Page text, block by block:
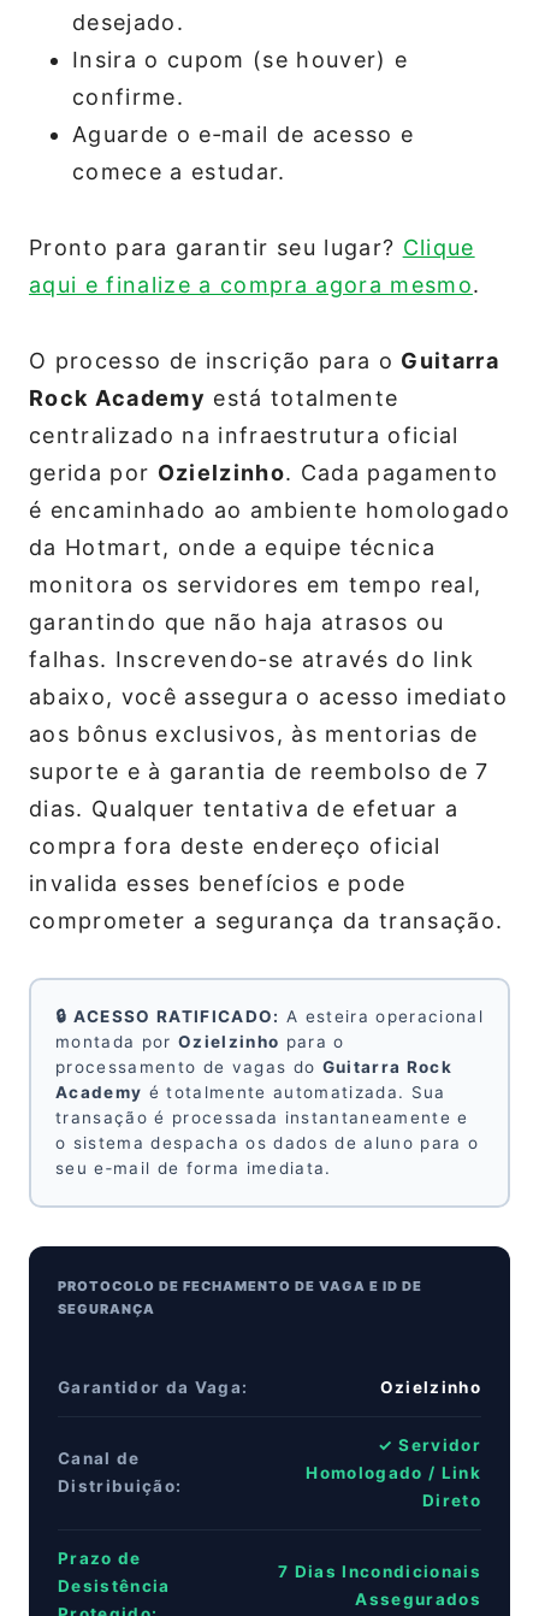
desejado.
Insira o cupom (se houver) e
confirme.
Aguarde o e‑mail de acesso e
comece a estudar.
Pronto para garantir seu lugar? Clique
aqui e finalize a compra agora mesmo.
O processo de inscrição para o Guitarra
Rock Academy está totalmente
centralizado na infraestrutura oficial
gerida por Ozielzinho. Cada pagamento
é encaminhado ao ambiente homologado
da Hotmart, onde a equipe técnica
monitora os servidores em tempo real,
garantindo que não haja atrasos ou
falhas. Inscrevendo‑se através do link
abaixo, você assegura o acesso imediato
aos bônus exclusivos, às mentorias de
suporte e à garantia de reembolso de 7
dias. Qualquer tentativa de efetuar a
compra fora deste endereço oficial
invalida esses benefícios e pode
comprometer a segurança da transação.
🔒 ACESSO RATIFICADO: A esteira operacional
montada por Ozielzinho para o
processamento de vagas do Guitarra Rock
Academy é totalmente automatizada. Sua
transação é processada instantaneamente e
o sistema despacha os dados de aluno para o
seu e‑mail de forma imediata.
PROTOCOLO DE FECHAMENTO DE VAGA E ID DE
SEGURANÇA
Garantidor da Vaga: Ozielzinho
Canal de
Distribuição:
✓ Servidor
Homologado / Link
Direto
Prazo de
Desistência
7 Dias Incondicionais
Assegurados